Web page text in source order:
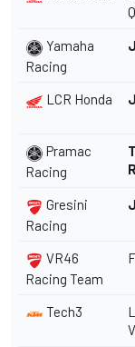
Yamaha
Racing
LCR Honda
Pramac
Racing
Gresini
Racing
VR46
Racing Team
Tech3